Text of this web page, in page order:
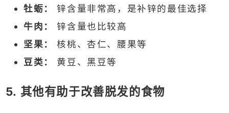
牡蛎：
锌含量非常高，是补锌的最佳选择
牛肉：
锌含量也比较高
坚果：
核桃、杏仁、腰果等
豆类：
黄豆、黑豆等
5. 其他有助于改善脱发的食物